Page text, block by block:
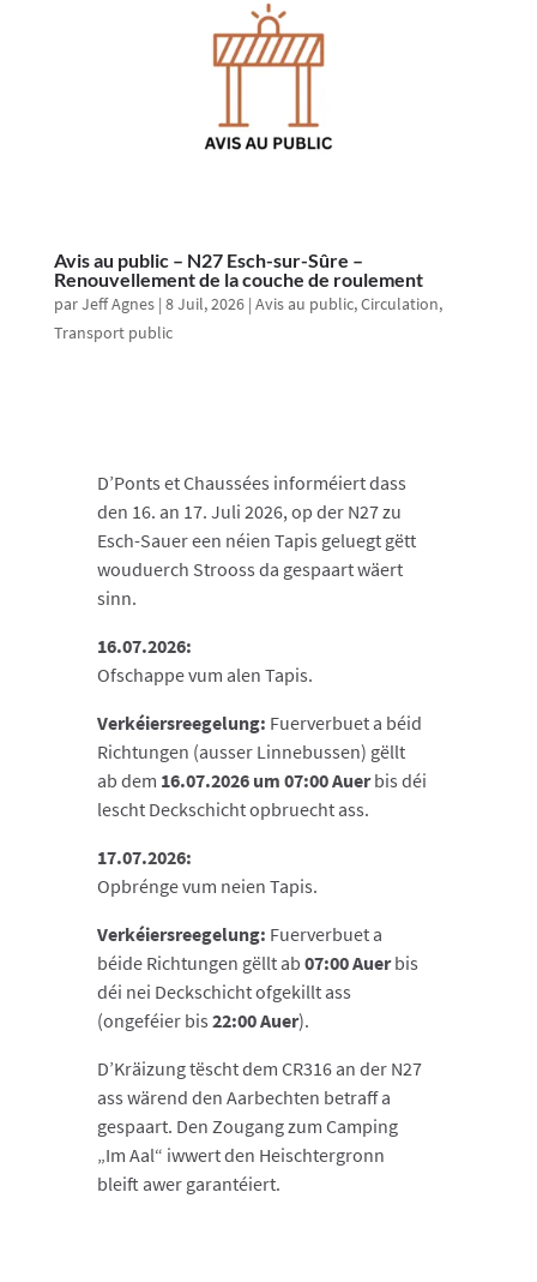
Avis au public – N27 Esch-sur-Sûre –
Renouvellement de la couche de roulement
parJeff Agnes| 8 Juil, 2026| Avis au public,Circulation,
Transport public
D’Ponts et Chaussées informéiert dass
den 16. an 17. Juli 2026, op der N27 zu
Esch-Sauer een néien Tapis geluegt gëtt
wouduerch Strooss da gespaart wäert
sinn.
16.07.2026:
Ofschappe vum alen Tapis.
Verkéiersreegelung: Fuerverbuet a béid
Richtungen (ausser Linnebussen) gëllt
ab dem 16.07.2026 um 07:00 Auerbis déi
lescht Deckschicht opbruecht ass.
17.07.2026:
Opbrénge vum neien Tapis.
Verkéiersreegelung: Fuerverbuet a
béide Richtungen gëllt ab 07:00 Auerbis
déi nei Deckschicht ofgekillt ass
(ongeféier bis 22:00 Auer).
D’Kräizung tëscht dem CR316 an der N27
ass wärend den Aarbechten betraff a
gespaart. Den Zougang zum Camping
„Im Aal“ iwwert den Heischtergronn
bleift awer garantéiert.